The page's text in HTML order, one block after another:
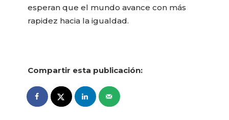
esperan que el mundo avance con más
rapidez hacia la igualdad.
Compartir esta publicación: